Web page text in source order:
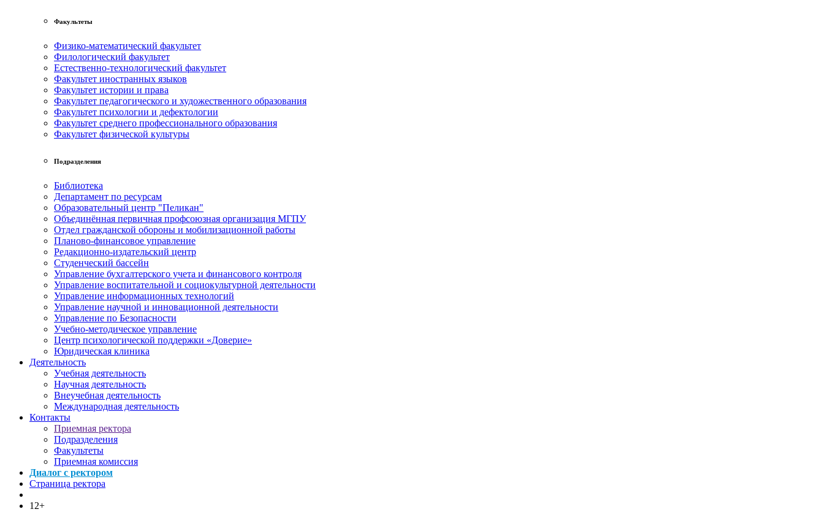
Факультеты
Физико-математический факультет
Филологический факультет
Естественно-технологический факультет
Факультет иностранных языков
Факультет истории и права
Факультет педагогического и художественного образования
Факультет психологии и дефектологии
Факультет среднего профессионального образования
Факультет физической культуры
Подразделения
Библиотека
Департамент по ресурсам
Образовательный центр "Пеликан"
Объединённая первичная профсоюзная организация МГПУ
Отдел гражданской обороны и мобилизационной работы
Планово-финансовое управление
Редакционно-издательский центр
Студенческий бассейн
Управление бухгалтерского учета и финансового контроля
Управление воспитательной и социокультурной деятельности
Управление информационных технологий
Управление научной и инновационной деятельности
Управление по Безопасности
Учебно-методическое управление
Центр психологической поддержки «Доверие»
Юридическая клиника
Деятельность
Учебная деятельность
Научная деятельность
Внеучебная деятельность
Международная деятельность
Контакты
Приемная ректора
Подразделения
Факультеты
Приемная комиссия
Диалог с ректором
Страница ректора
12+